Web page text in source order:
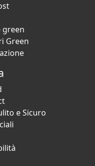
green
Green
e Sicuro